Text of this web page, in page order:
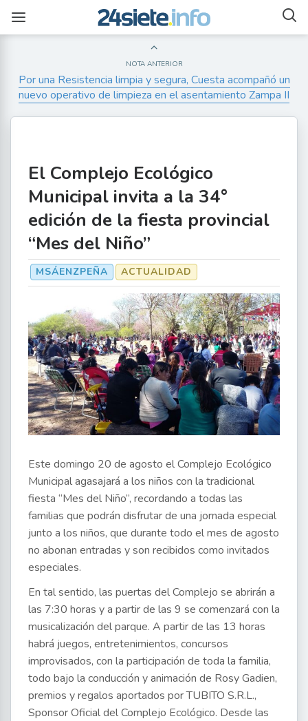
NOTA ANTERIOR
Por una Resistencia limpia y segura, Cuesta acompañó un
nuevo operativo de limpieza en el asentamiento Zampa II
El Complejo Ecológico
Municipal invita a la 34°
edición de la fiesta provincial
“Mes del Niño”
MSÁENZPEÑA ACTUALIDAD
Este domingo 20 de agosto el Complejo Ecológico
Municipal agasajará a los niños con la tradicional
fiesta “Mes del Niño”, recordando a todas las
familias que podrán disfrutar de una jornada especial
junto a los niños, que durante todo el mes de agosto
no abonan entradas y son recibidos como invitados
especiales.
En tal sentido, las puertas del Complejo se abrirán a
las 7:30 horas y a partir de las 9 se comenzará con la
musicalización del parque. A partir de las 13 horas
habrá juegos, entretenimientos, concursos
improvisados, con la participación de toda la familia,
todo bajo la conducción y animación de Rosy Gadien,
premios y regalos aportados por TUBITO S.R.L.,
Sponsor Oficial del Complejo Ecológico. Desde las